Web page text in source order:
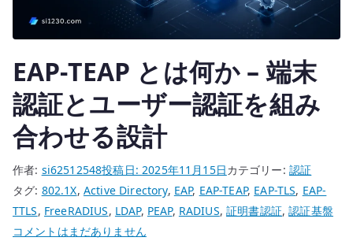
へ
の
EAP-TEAP とは何か – 端末
認証とユーザー認証を組み
合わせる設計
作者: si62512548投稿日:2025年11月15日カテゴリー: 認証
タグ: 802.1X, Active Directory, EAP, EAP-TEAP, EAP-TLS, EAP-
TTLS, FreeRADIUS, LDAP, PEAP, RADIUS,証明書認証,認証基盤
EAP-
コメントはまだありません